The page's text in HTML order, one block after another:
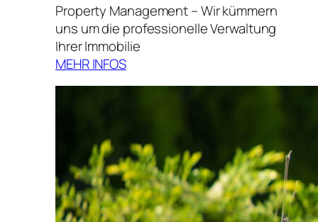
Property Management – Wir kümmern
uns um die professionelle Verwaltung
Ihrer Immobilie
MEHR INFOS